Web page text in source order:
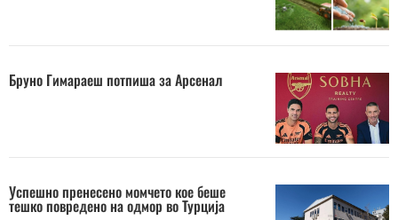
Бруно Гимараеш потпиша за Арсенал
Успешно пренесено момчето кое беше
тешко повредено на одмор во Турција